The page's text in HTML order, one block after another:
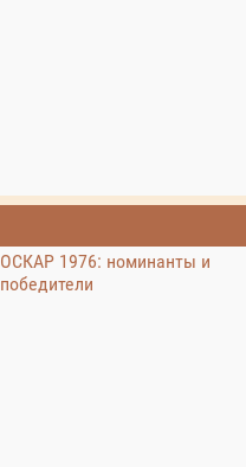
ОСКАР 1976: номинанты и
победители